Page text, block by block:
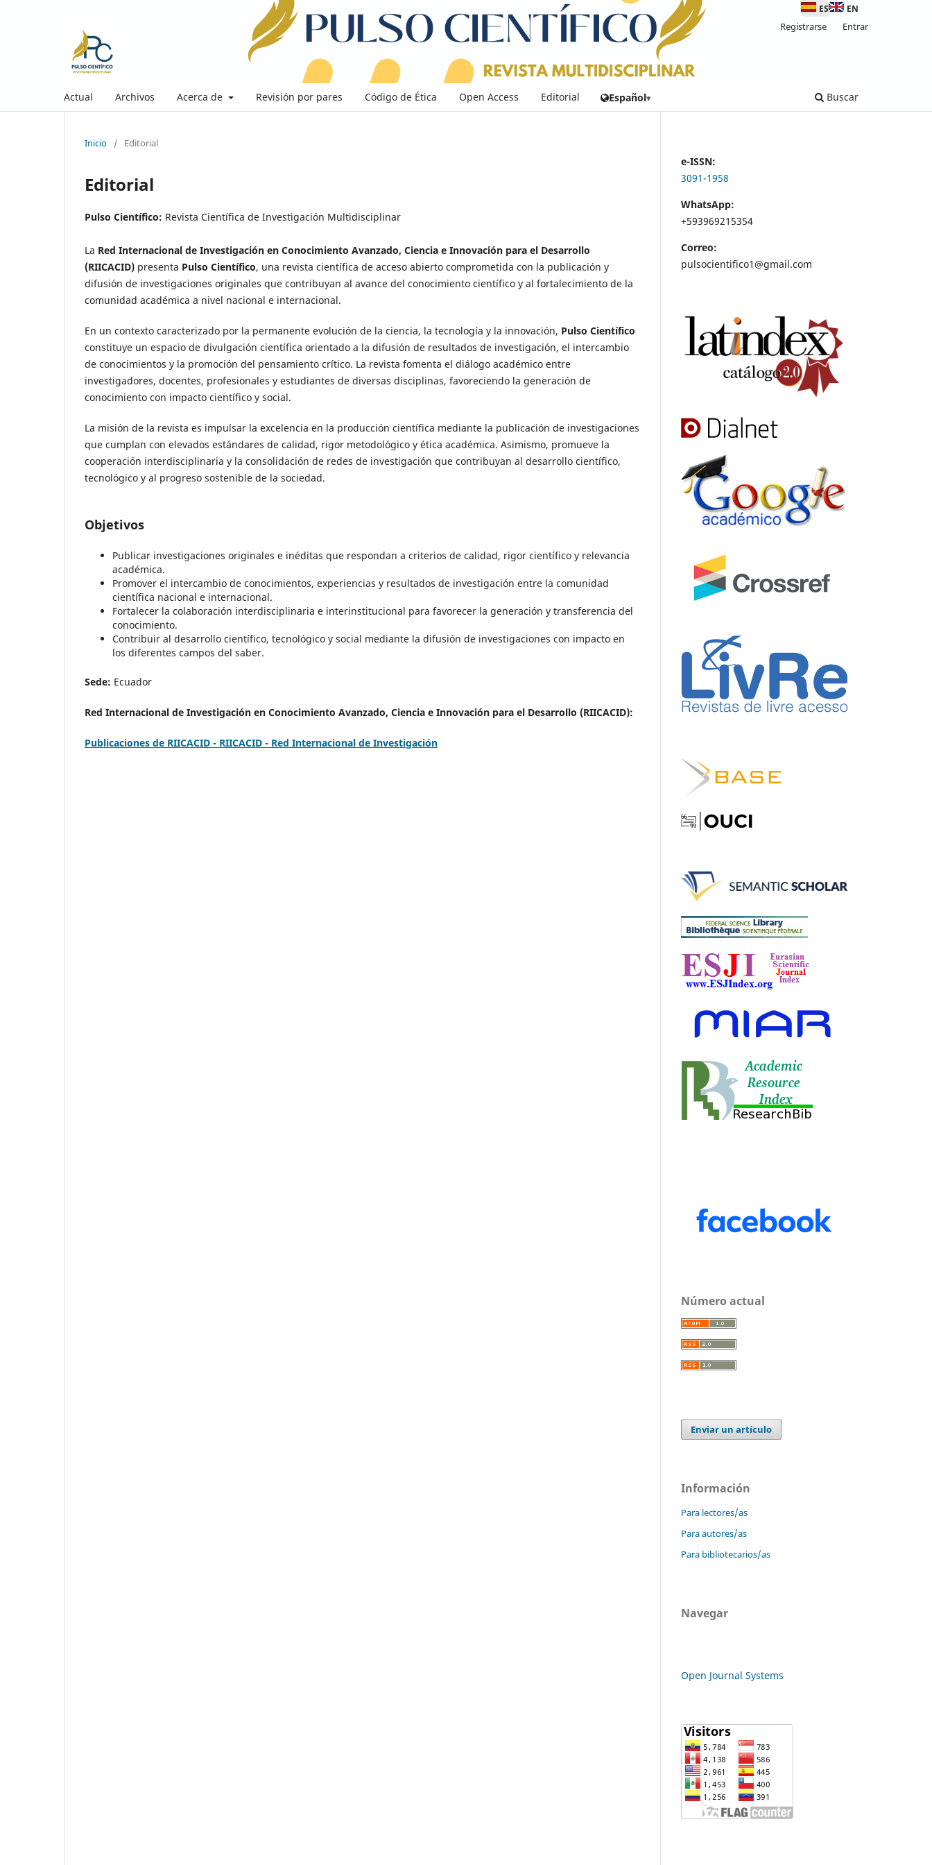
Actual Archivos Acerca de Revisión por pares Código de Ética Open Access Editorial Español▾ Buscar
ES EN
Registrarse Entrar
Inicio / Editorial
Editorial
Pulso Científico: Revista Científica de Investigación Multidisciplinar
La Red Internacional de Investigación en Conocimiento Avanzado, Ciencia e Innovación para el Desarrollo
(RIICACID) presenta Pulso Científico, una revista científica de acceso abierto comprometida con la publicación y
difusión de investigaciones originales que contribuyan al avance del conocimiento científico y al fortalecimiento de la
comunidad académica a nivel nacional e internacional.
En un contexto caracterizado por la permanente evolución de la ciencia, la tecnología y la innovación, Pulso Científico
constituye un espacio de divulgación científica orientado a la difusión de resultados de investigación, el intercambio
de conocimientos y la promoción del pensamiento crítico. La revista fomenta el diálogo académico entre
investigadores, docentes, profesionales y estudiantes de diversas disciplinas, favoreciendo la generación de
conocimiento con impacto científico y social.
La misión de la revista es impulsar la excelencia en la producción científica mediante la publicación de investigaciones
que cumplan con elevados estándares de calidad, rigor metodológico y ética académica. Asimismo, promueve la
cooperación interdisciplinaria y la consolidación de redes de investigación que contribuyan al desarrollo científico,
tecnológico y al progreso sostenible de la sociedad.
Objetivos
Publicar investigaciones originales e inéditas que respondan a criterios de calidad, rigor científico y relevancia
académica.
Promover el intercambio de conocimientos, experiencias y resultados de investigación entre la comunidad
científica nacional e internacional.
Fortalecer la colaboración interdisciplinaria e interinstitucional para favorecer la generación y transferencia del
conocimiento.
Contribuir al desarrollo científico, tecnológico y social mediante la difusión de investigaciones con impacto en
los diferentes campos del saber.
Sede: Ecuador
Red Internacional de Investigación en Conocimiento Avanzado, Ciencia e Innovación para el Desarrollo (RIICACID):
Publicaciones de RIICACID - RIICACID - Red Internacional de Investigación
e-ISSN:
3091-1958
WhatsApp:
+593969215354
Correo:
pulsocientifico1@gmail.com
Número actual
Enviar un artículo
Información
Para lectores/as
Para autores/as
Para bibliotecarios/as
Navegar
Open Journal Systems